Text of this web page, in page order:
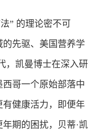
” 的理论密不可
先驱、美国营养学
，凯曼博士在深入研
哥一个原始部落中
健康活力，即便年
期的困扰，贝蒂·凯